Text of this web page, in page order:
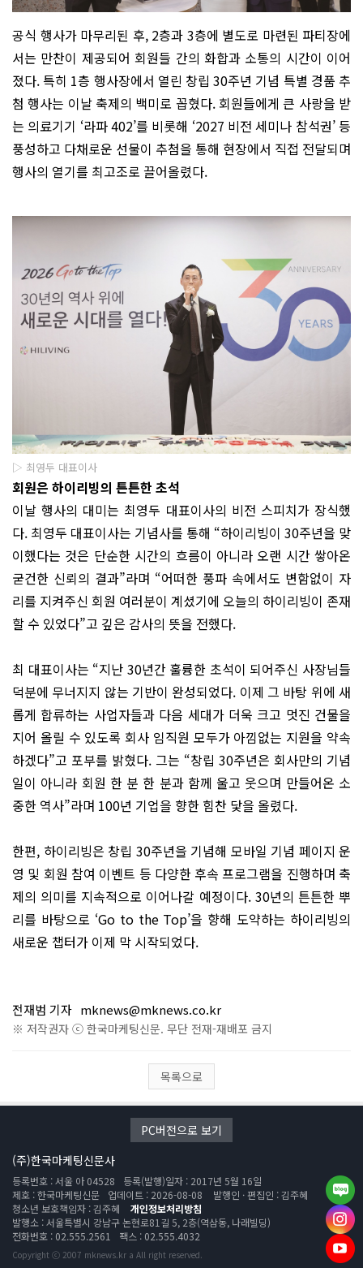
공식 행사가 마무리된 후, 2층과 3층에 별도로 마련된 파티장에
서는 만찬이 제공되어 회원들 간의 화합과 소통의 시간이 이어
졌다. 특히 1층 행사장에서 열린 창립 30주년 기념 특별 경품 추
첨 행사는 이날 축제의 백미로 꼽혔다. 회원들에게 큰 사랑을 받
는 의료기기 ‘라파 402’를 비롯해 ‘2027 비전 세미나 참석권’ 등
풍성하고 다채로운 선물이 추첨을 통해 현장에서 직접 전달되며
행사의 열기를 최고조로 끌어올렸다.
▷ 최영두 대표이사
회원은 하이리빙의 튼튼한 초석
이날 행사의 대미는 최영두 대표이사의 비전 스피치가 장식했
다. 최영두 대표이사는 기념사를 통해 “하이리빙이 30주년을 맞
이했다는 것은 단순한 시간의 흐름이 아니라 오랜 시간 쌓아온
굳건한 신뢰의 결과”라며 “어떠한 풍파 속에서도 변함없이 자
리를 지켜주신 회원 여러분이 계셨기에 오늘의 하이리빙이 존재
할 수 있었다”고 깊은 감사의 뜻을 전했다.
최 대표이사는 “지난 30년간 훌륭한 초석이 되어주신 사장님들
덕분에 무너지지 않는 기반이 완성되었다. 이제 그 바탕 위에 새
롭게 합류하는 사업자들과 다음 세대가 더욱 크고 멋진 건물을
지어 올릴 수 있도록 회사 임직원 모두가 아낌없는 지원을 약속
하겠다”고 포부를 밝혔다. 그는 “창립 30주년은 회사만의 기념
일이 아니라 회원 한 분 한 분과 함께 울고 웃으며 만들어온 소
중한 역사”라며 100년 기업을 향한 힘찬 닻을 올렸다.
한편, 하이리빙은 창립 30주년을 기념해 모바일 기념 페이지 운
영 및 회원 참여 이벤트 등 다양한 후속 프로그램을 진행하며 축
제의 의미를 지속적으로 이어나갈 예정이다. 30년의 튼튼한 뿌
리를 바탕으로 ‘Go to the Top’을 향해 도약하는 하이리빙의
새로운 챕터가 이제 막 시작되었다.
전재범 기자 mknews@mknews.co.kr
※ 저작권자 ⓒ 한국마케팅신문. 무단 전재-재배포 금지
목록으로
PC버전으로 보기
(주)한국마케팅신문사
등록번호 : 서울 아 04528
등록(발행)일자 : 2017년 5월 16일
제호 : 한국마케팅신문
업데이트 : 2026-08-08
발행인 · 편집인 : 김주혜
청소년 보호책임자 : 김주혜
개인정보처리방침
발행소 : 서울특별시 강남구 논현로81길 5, 2층(역삼동, 나래빌딩)
전화번호 : 02.555.2561
팩스 : 02.555.4032
Copyright ⓒ 2007 mknews.kr a All right reserved.